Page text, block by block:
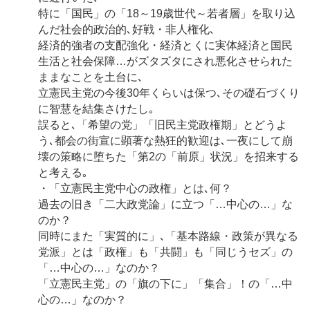
特に「国民」の「18～19歳世代～若者層」を取り込
んだ社会的政治的､好戦・非人権化､
経済的強者の支配強化・経済とくに実体経済と国民
生活と社会保障…がズタズタにされ悪化させられた
ままなことを土台に､
立憲民主党の今後30年くらいは保つ､その礎石づくり
に智慧を結集さけたし｡
誤ると､「希望の党」「旧民主党政権期」とどうよ
う､都会の街宣に顕著な熱狂的歓迎は､一夜にして崩
壊の策略に堕ちた「第2の「前原」状況」を招来する
と考える｡
・「立憲民主党中心の政権」とは､何？
過去の旧き「二大政党論」に立つ「…中心の…」な
のか？
同時にまた「実質的に」､「基本路線・政策が異なる
党派」とは「政権」も「共闘」も「同じうセズ」の
「…中心の…」なのか？
「立憲民主党」の「旗の下に」「集合」！の「…中
心の…」なのか？